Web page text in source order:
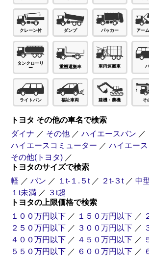
クレーン付 ダンプ パッカー アー
タンクローリ
ー
重機運搬車 車両運搬車
ライトバン 福祉車両 建機・農機 そ
トヨタ その他の車名で検索
ダイナ ／ その他 ／ ハイエースバン ／
ハイエースコミューター ／ ハイエース
その他(トヨタ) ／
トヨタのサイズで検索
軽 ／ バン ／ １t-１.５t ／ ２t-３t ／ 中
１t未満 ／ ３t超
トヨタの上限価格で検索
１００万円以下 ／ １５０万円以下 ／
２５０万円以下 ／ ３００万円以下 ／
４００万円以下 ／ ４５０万円以下 ／
５５０万円以下 ／ ６００万円以下 ／